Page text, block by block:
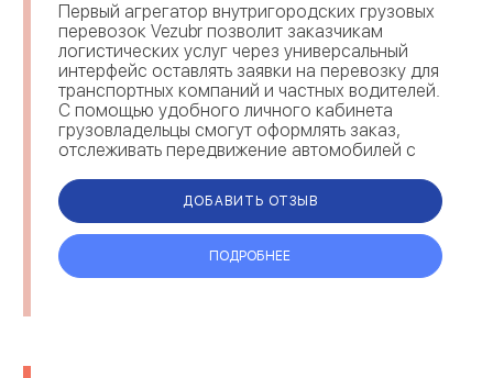
Первый агрегатор внутригородских грузовых
перевозок Vezubr позволит заказчикам
логистических услуг через универсальный
интерфейс оставлять заявки на перевозку для
транспортных компаний и частных водителей.
С помощью удобного личного кабинета
грузовладельцы смогут оформлять заказ,
отслеживать передвижение автомобилей с
транспортны...
ДОБАВИТЬ ОТЗЫВ
ПОДРОБНЕЕ